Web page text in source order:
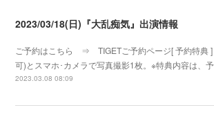
2023/03/18(日)『大乱痴気』出演情報
ご予約はこちら ⇒ TIGETご予約ページ[ 予約特典 ]
可)とスマホ･カメラで写真撮影1枚。※特典内容は、
2023.03.08 08:09